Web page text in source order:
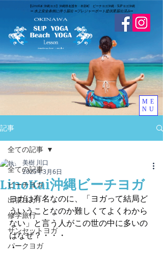
​【LinoKai 沖縄ヨガ】沖縄県名護市・本部町 ビーチヨガ沖縄・SUPヨガ沖縄
➖ 水上安全条例に伴う届出 ➖​プレジャーボート提供業届出済み➖
ME
NU
記事
全ての記事
ビーチヨガ
出張ヨガ
修学旅行
サンセットヨガ
パークヨガ
全ての記事
LinoKai沖縄ビーチヨガ
美樹 川口
2025年3月6日
ヨガは有名なのに、「ヨガって結局ど
ういうことなのか難しくてよくわから
ない」と言う人がこの世の中に多いの
はなぜ？・・・
・